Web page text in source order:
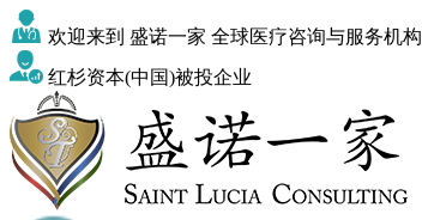
欢迎来到 盛诺一家 全球医疗咨询与服务机构
红杉资本(中国)被投企业